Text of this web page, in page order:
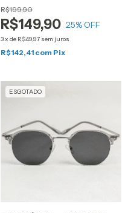
R$149,90
R$199,90
25% OFF
3x de R$49,97 sem juros
R$142,41 com Pix
ESGOTADO